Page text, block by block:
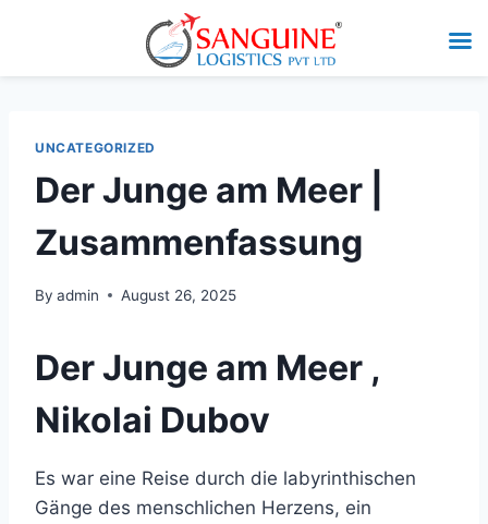
UNCATEGORIZED
Der Junge am Meer |
Zusammenfassung
By admin August 26, 2025
Der Junge am Meer ,
Nikolai Dubov
Es war eine Reise durch die labyrinthischen
Gänge des menschlichen Herzens, ein